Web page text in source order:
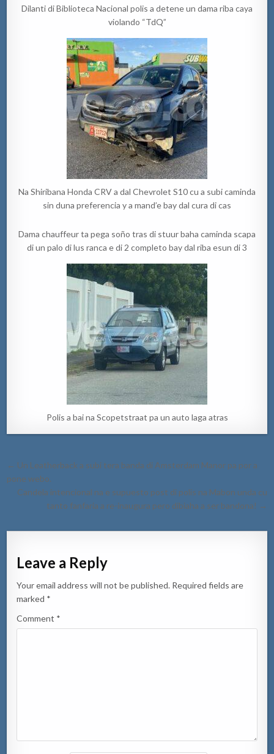
Dilanti di Biblioteca Nacional polis a detene un dama riba caya
violando “TdQ”
Na Shiribana Honda CRV a dal Chevrolet S10 cu a subi caminda
sin duna preferencia y a mand’e bay dal cura di cas
Dama chauffeur ta pega soño tras di stuur baha caminda scapa
di un palo di lus ranca e di 2 completo bay dal riba esun di 3
Polis a bai na Scopetstraat pa un auto laga atras
Post
navigation
← Un Leatherback a subi tera banda di Amsterdam Manor pa por a
pone webo.
Candela intencional na e supuesto post di polis na Mabon unda cu
tanto fanfaria a re-inaugura pero dibiaha a ser bandona! →
Leave a Reply
Your email address will not be published. Required fields are
marked *
Comment *